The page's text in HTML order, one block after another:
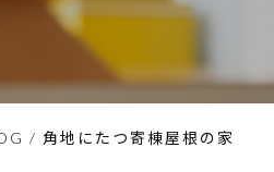
/ 角地にたつ寄棟屋根の家